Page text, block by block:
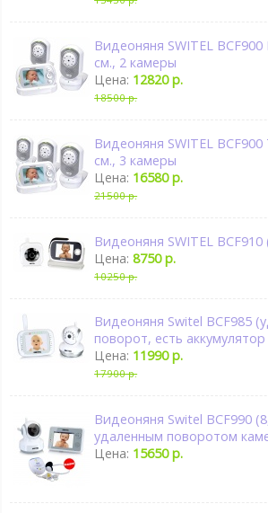
Видеоняня SWITEL
см., 2 камеры
Цена: 12820 р.
18500 р.
Видеоняня SWITEL
см., 3 камеры
Цена: 16580 р.
21500 р.
Видеоняня SWITEL
Цена:8750 р.
10250 р.
Видеоняня Switel BCF985
поворот, есть
Цена: 11990 р.
17900 р.
Видеоняня Switel BCF990
удаленным поворотом
Цена: 15650 р.